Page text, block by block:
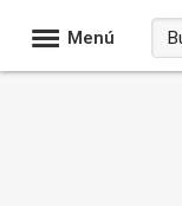
Menú